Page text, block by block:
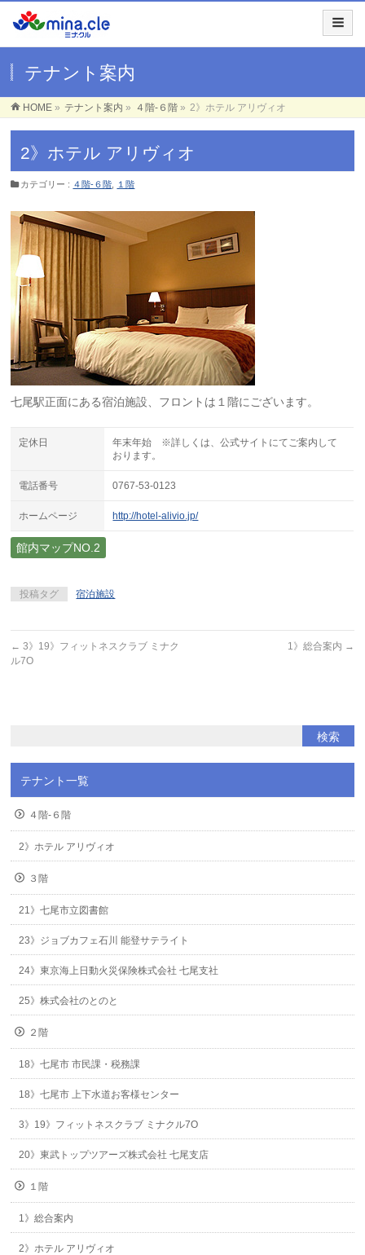
テナント案内
HOME » テナント案内 » ４階-６階 » 2》ホテル アリヴィオ
2》ホテル アリヴィオ
カテゴリー : ４階-６階 １階
七尾駅正面にある宿泊施設、フロントは１階にございます。
定休日
年末年始 ※詳しくは、公式サイトにてご案内して
おります。
電話番号 0767-53-0123
ホームページ http://hotel-alivio.jp/
館内マップNO.2
投稿タグ 宿泊施設
← 3》19》フィットネスクラブ ミナク
ル7O
1》総合案内 →
テナント一覧
４階-６階
2》ホテル アリヴィオ
３階
21》七尾市立図書館
23》ジョブカフェ石川 能登サテライト
24》東京海上日動火災保険株式会社 七尾支社
25》株式会社のとのと
２階
18》七尾市 市民課・税務課
18》七尾市 上下水道お客様センター
3》19》フィットネスクラブ ミナクル7O
20》東武トップツアーズ株式会社 七尾支店
１階
1》総合案内
2》ホテル アリヴィオ